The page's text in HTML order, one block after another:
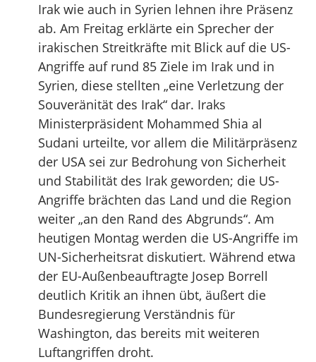
Irak wie auch in Syrien lehnen ihre Präsenz
ab. Am Freitag erklärte ein Sprecher der
irakischen Streitkräfte mit Blick auf die US-
Angriffe auf rund 85 Ziele im Irak und in
Syrien, diese stellten „eine Verletzung der
Souveränität des Irak“ dar. Iraks
Ministerpräsident Mohammed Shia al
Sudani urteilte, vor allem die Militärpräsenz
der USA sei zur Bedrohung von Sicherheit
und Stabilität des Irak geworden; die US-
Angriffe brächten das Land und die Region
weiter „an den Rand des Abgrunds“. Am
heutigen Montag werden die US-Angriffe im
UN-Sicherheitsrat diskutiert. Während etwa
der EU-Außenbeauftragte Josep Borrell
deutlich Kritik an ihnen übt, äußert die
Bundesregierung Verständnis für
Washington, das bereits mit weiteren
Luftangriffen droht.